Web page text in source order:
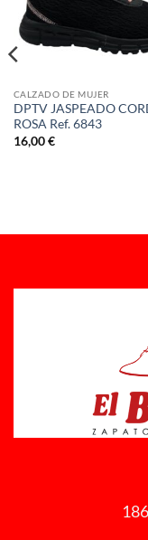
CALZADO DE MUJER
DPTV JASPEADO
ROSA Ref. 6843
16,00€